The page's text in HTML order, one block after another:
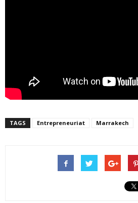
TAGS Entrepreneuriat Marrakech